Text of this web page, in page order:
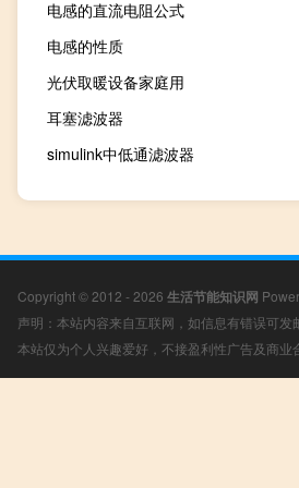
电感的直流电阻公式
电感的性质
光伏取暖设备家庭用
耳塞滤波器
simulink中低通滤波器
Copyright © 2012 - 2026 生活节能知识网
声明：本站内容来自互联网，如信息有错误可
本站仅为个人兴趣爱好，不接盈利性广告及商业